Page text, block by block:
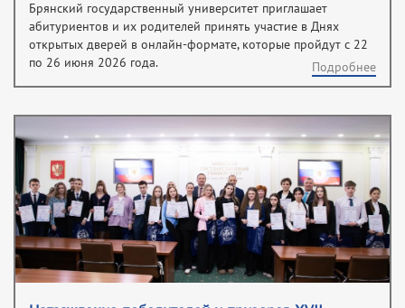
Брянский государственный университет приглашает
абитуриентов и их родителей принять участие в Днях
открытых дверей в онлайн-формате, которые пройдут с 22
по 26 июня 2026 года.
Подробнее